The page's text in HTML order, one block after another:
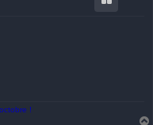
!